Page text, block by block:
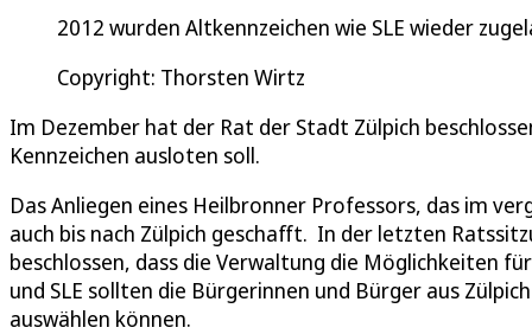
2012 wurden Altkennzeichen wie SLE wieder
Copyright: Thorsten Wirtz
Im Dezember hat der Rat der Stadt Zülpich
Kennzeichen ausloten soll.
Das Anliegen eines Heilbronner Professors, das im
auch bis nach Zülpich geschafft. In der letzten
beschlossen, dass die Verwaltung die Möglichkeiten
und SLE sollten die Bürgerinnen und Bürger aus
auswählen können.